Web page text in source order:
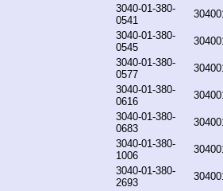
3040-01-380-
0541
3040-01-380-
0545
3040-01-380-
0577
3040-01-380-
0616
3040-01-380-
0683
3040-01-380-
1006
3040-01-380-
2693